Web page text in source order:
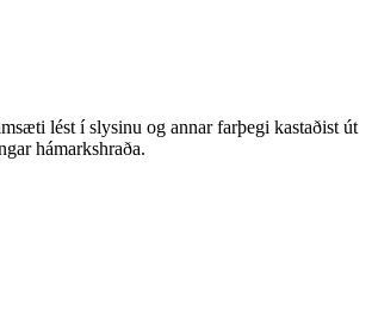
lést í slysinu og annar farþegi kastaðist út
hámarkshraða.